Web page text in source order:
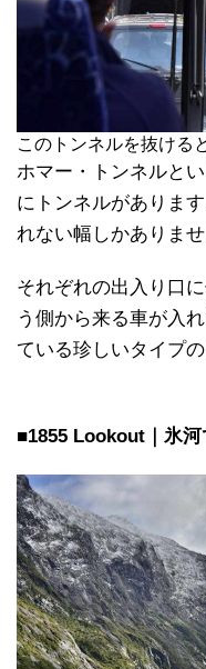
このトンネルを抜ける
ホマー・トンネルと
にトンネルがありま
れない幅しかありませ
それぞれの出入り口
う側から来る車が入
ている珍しいタイプの
■1855 Lookout｜氷